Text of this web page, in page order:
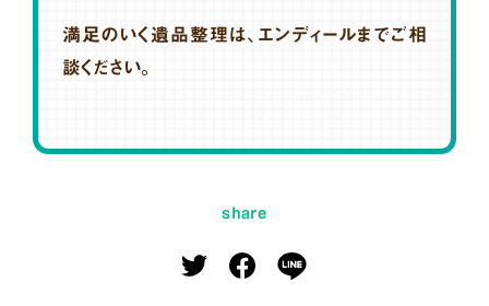
満足のいく遺品整理は、エンディールまでご相
談ください。
share